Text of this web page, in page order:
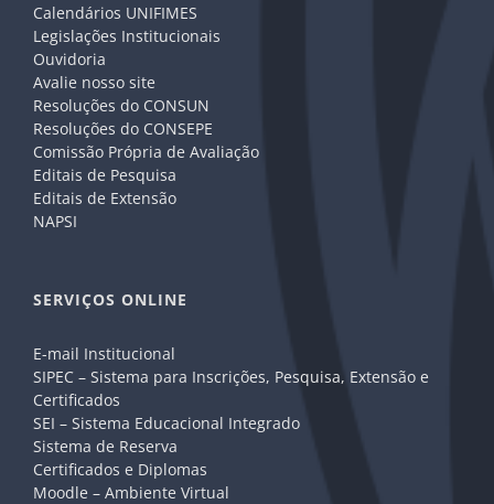
Calendários UNIFIMES
Legislações Institucionais
Ouvidoria
Avalie nosso site
Resoluções do CONSUN
Resoluções do CONSEPE
Comissão Própria de Avaliação
Editais de Pesquisa
Editais de Extensão
NAPSI
SERVIÇOS ONLINE
E-mail Institucional
SIPEC – Sistema para Inscrições, Pesquisa, Extensão e
Certificados
SEI – Sistema Educacional Integrado
Sistema de Reserva
Certificados e Diplomas
Moodle – Ambiente Virtual